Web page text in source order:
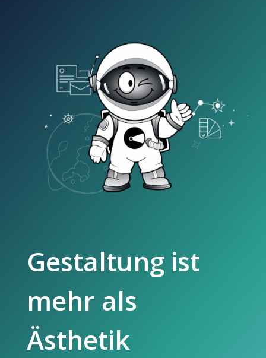
Gestaltung ist
mehr als
Ästhetik